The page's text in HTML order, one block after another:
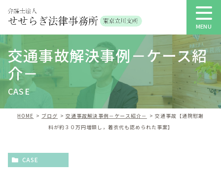
CASE
交通事故解決事例－ケース紹
介－
HOME ブログ 交通事故解決事例－ケース紹介－
交通事故【通院慰謝
料が約３０万円増額し，着衣代も認められた事案】
CASE